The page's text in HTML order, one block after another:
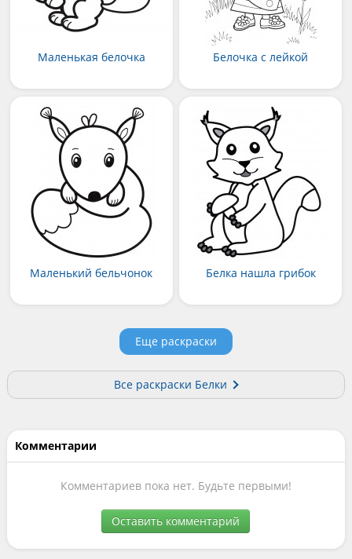
Маленькая белочка Белочка с лейкой
Маленький бельчонок Белка нашла грибок
Еще раскраски
Все раскраски Белки
Комментарии
Комментариев пока нет. Будьте первыми!
Оставить комментарий